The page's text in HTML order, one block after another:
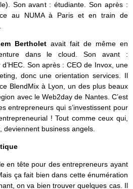
Son avant : étudiante. Son après :
au NUMA à Paris et en train de
Bertholet avait fait de même en
dans le cloud. Son avant :
Son après : CEO de Invox, une
donc une orientation services. Il
BlendMix à Lyon, un des plus beaux
avec le Web2day de Nantes. C’est
entrepreneurs qui s’investissent pour
! Tout comme ceux qui,
business angels.
en tête pour des entrepreneurs ayant
ça fait bien dans cette énumération
on va bien trouver quelques cas. Il